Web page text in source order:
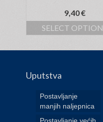
9,40€
SELECT
Uputstva
Postavljanje
manjih naljepnica
Postavljanje većih